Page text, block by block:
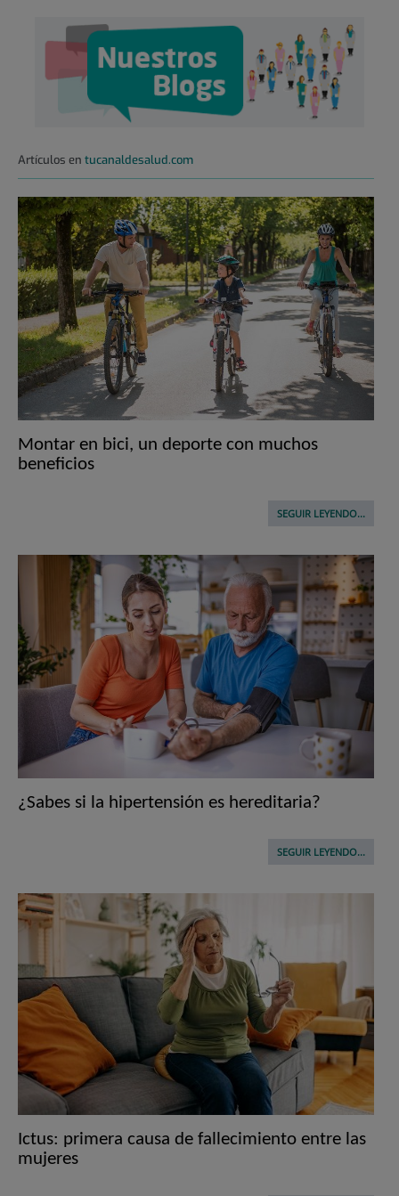
Artículos en tucanaldesalud.com
Montar en bici, un deporte con muchos
beneficios
SEGUIR LEYENDO...
¿Sabes si la hipertensión es hereditaria?
SEGUIR LEYENDO...
Ictus: primera causa de fallecimiento entre las
mujeres